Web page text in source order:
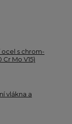
s chrom-
Mo V15)
vlákna a